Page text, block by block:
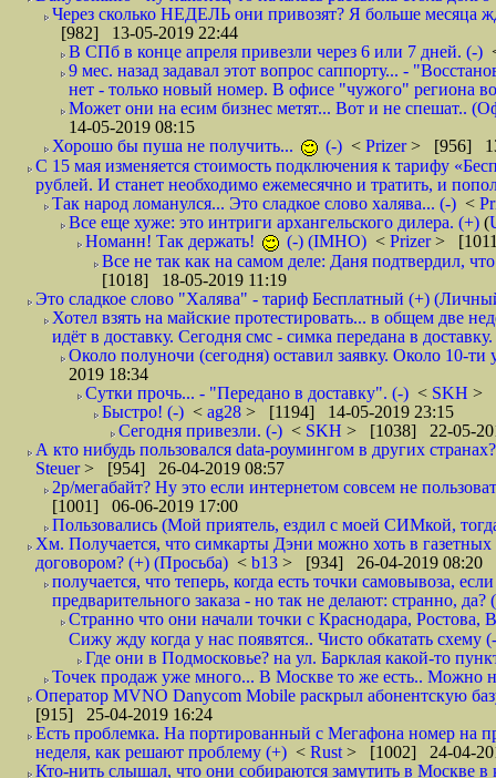
Через сколько НЕДЕЛЬ они привозят? Я больше месяца
[982] 13-05-2019 22:44
В СПб в конце апреля привезли через 6 или 7 дней. (-)
9 мес. назад задавал этот вопрос саппорту... -
нет - только новый номер. В офисе "чужого" региона
Может они на есим бизнес метят... Вот и не спешат..
14-05-2019 08:15
Хорошо бы пуша не получить...
(-) < Prizer> [956]
С 15 мая изменяется стоимость подключения к тарифу
рублей. И станет необходимо ежемесячно и тратить, и
Так народ ломанулся... Это сладкое слово халява... (-) <
Все еще хуже: это интриги архангельского дилера. (+) (
Номанн! Так держать!
(-) (IMHO) < Prizer>
Все не так как на самом деле: Даня подтвердил,
[1018] 18-05-2019 11:19
Это сладкое слово "Халява" - тариф Бесплатный (+)
Хотел взять на майские протестировать... в общем две
идёт в доставку. Сегодня смс - симка передана в
Около полуночи (сегодня) оставил заявку. Около 10-ти
2019 18:34
Сутки прочь... - "Передано в доставку". (-) < SKH >
Быстро! (-) < ag28 > [1194] 14-05-2019 23:15
Сегодня привезли. (-) < SKH > [1038] 22-05-
А кто нибудь пользовался data-роумингом в других
Steuer> [954] 26-04-2019 08:57
2р/мегабайт? Ну это если интернетом совсем не
[1001] 06-06-2019 17:00
Пользовались (Мой приятель, ездил с моей СИМкой,
Хм. Получается, что симкарты Дэни можно хоть в газетных
договором? (+) (Просьба) < b13 > [934] 26-04-2019 08:20
получается, что теперь, когда есть точки самовывоза,
предварительного заказа - но так не делают: странно, да?
Странно что они начали точки с Краснодара,
Сижу жду когда у нас появятся.. Чисто обкатать схему
Где они в Подмосковье? на ул. Барклая какой-то
Точек продаж уже много... В Москве то же есть.. Можно
Оператор MVNO Danycom Mobile раскрыл абонентскую
[915] 25-04-2019 16:24
Есть проблемка. На портированный с Мегафона номер на
неделя, как решают проблему (+) < Rust > [1002] 24-04-
Кто-нить слышал, что они собираются замутить в Москве в